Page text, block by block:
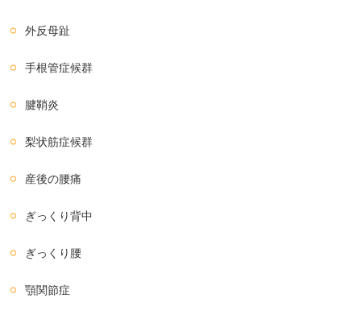
外反母趾
手根管症候群
腱鞘炎
梨状筋症候群
産後の腰痛
ぎっくり背中
ぎっくり腰
顎関節症